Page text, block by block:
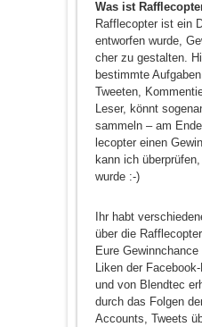
Was ist
Rafflecopter ist ein
entworfen wurde,
cher zu ge­stalten.
bestimmte
Tweeten,
Leser, könnt
sammeln – am
le­c­opter einen
kann ich
wurde :-)
Ihr habt
über die
Eure
Liken der
und von Blendtec
durch das Folgen
Accounts, Tweets